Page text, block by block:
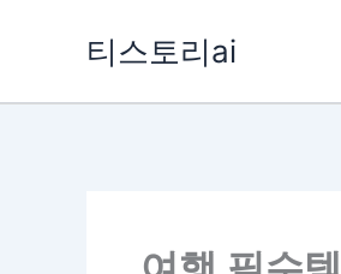
티스토리ai